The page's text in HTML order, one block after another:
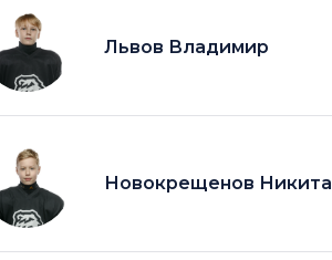
Львов Владимир
Новокрещенов Никита